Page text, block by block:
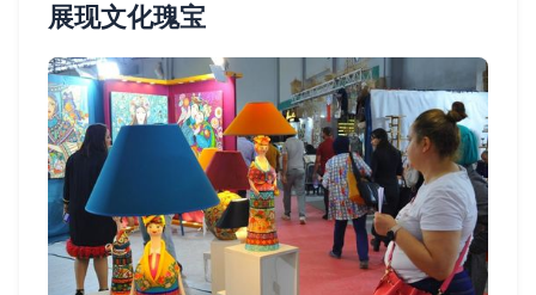
展现文化瑰宝